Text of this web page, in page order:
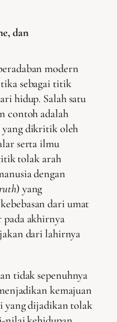
dan
modern
sebagai titik
hidup. Salah satu
contoh adalah
yang dikritik oleh
serta ilmu
tolak arah
dengan
) yang
dari umat
pada akhirnya
dari lahirnya
tidak sepenuhnya
kemajuan
yang dijadikan tolak